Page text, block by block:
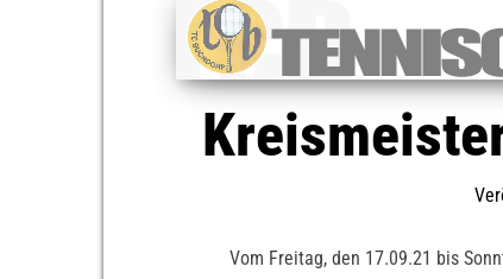
Vom Freitag, den 17.09.21 bis